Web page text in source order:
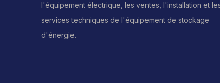
l'équipement électrique, les ventes, l'installation et
services techniques de l'équipement de stockage
d'énergie.